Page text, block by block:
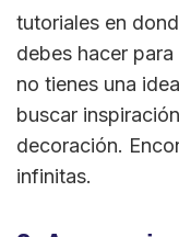
tutoriales en
debes hacer
no tienes una
buscar
decoración.
infinitas.